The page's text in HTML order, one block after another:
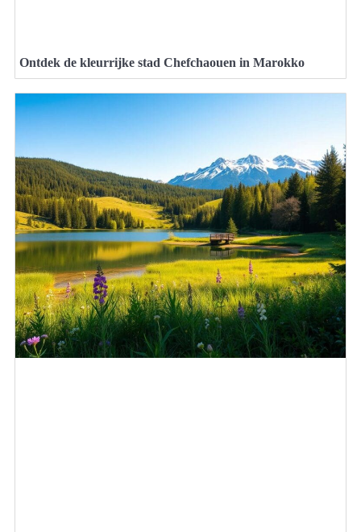
Ontdek de kleurrijke stad Chefchaouen in Marokko